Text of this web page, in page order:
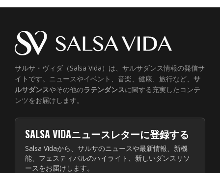
サルサ・ヴィダ（Salsa Vida）は、サルサダンス情報の発信サ
イトです。ニュースやイベント、音楽、健康、旅行など、 サ
ルサダンスやその他のラテンダンスに関する充実したコンテ
ンツをお届けします。
SALSA VIDAニュースレターに登録する
Salsa Vidaから、サルサのニュースや最新情報、新機
能、フェスティバルのハイライト、新しいダンスリソ
ースをお届けします。